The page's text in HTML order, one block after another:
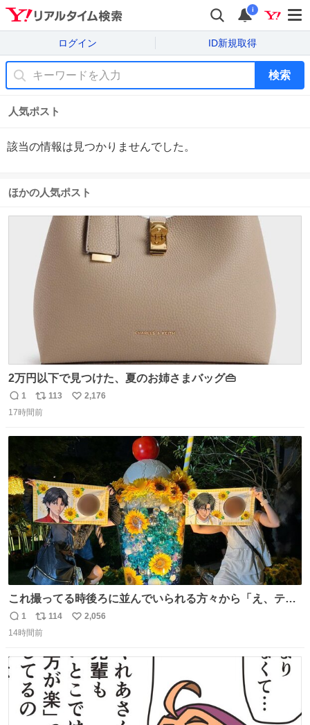
i
ログイン ID新規取得
検索
人気ポスト
該当の情報は見つかりませんでした。
ほかの人気ポスト
2万円以下で見つけた、夏のお姉さまバッグ👜
返
信
1
リ
ポ
数
113
い
数
2,176
17時間前
これ撮ってる時後ろに並んでいられる方々から「え、テニ
スの王子様………？」って聞こえてきて激アツ
返
信
1
リ
ポ
ト
数
114
い
数
2,056
14時間前